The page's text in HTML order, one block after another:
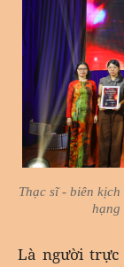
Thạc sĩ - biên
hạng
Là người trực